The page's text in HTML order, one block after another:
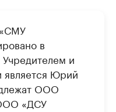
в
и
является Юрий
ООО
«ДСУ